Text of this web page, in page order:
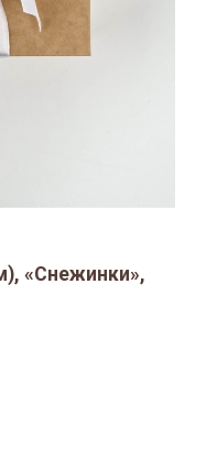
«Снежинки»,